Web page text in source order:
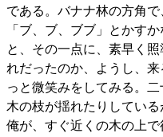
である。バナナ林の方角で
「ブ、ブ、ブブ」とかす
と、その一点に、素早く
れだったのか、ようし、
っと微笑みをしてみる。
木の枝が揺れたりしている
俺が、すぐ近くの木の上